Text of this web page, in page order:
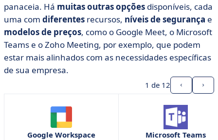
panaceia. Há muitas outras opções disponíveis, cada
uma com diferentes recursos, níveis de segurança e
modelos de preços, como o Google Meet, o Microsoft
Teams e o Zoho Meeting, por exemplo, que podem
estar mais alinhados com as necessidades específicas
de sua empresa.
1 de 12
Google Workspace Microsoft Teams